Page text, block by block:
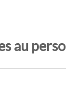
au